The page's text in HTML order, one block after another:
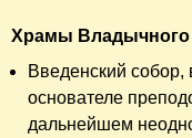
Храмы Владычного
Введенский собор,
основателе
дальнейшем